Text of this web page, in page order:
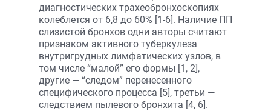
диагностических трахеобронхоскопиях
колеблется от 6,8 до 60% [1-6]. Наличие ПП
слизистой бронхов одни авторы считают
признаком активного туберкулеза
внутригрудных лимфатических узлов, в
том числе “малой” его формы [1, 2],
другие — “следом” перенесенного
специфического процесса [5], третьи —
следствием пылевого бронхита [4, 6].